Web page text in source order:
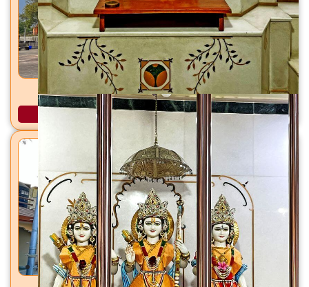
रामेश्वर महादेव मंदिर वरठ पाटिया, मांडवी, जि. सुरत
अधिक माहिती